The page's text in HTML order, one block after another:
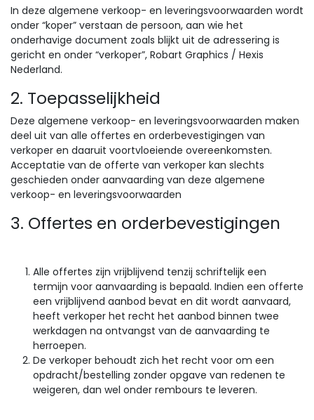
In deze algemene verkoop- en leveringsvoorwaarden wordt
onder “koper” verstaan de persoon, aan wie het
onderhavige document zoals blijkt uit de adressering is
gericht en onder “verkoper”, Robart Graphics / Hexis
Nederland.
2. Toepasselijkheid
Deze algemene verkoop- en leveringsvoorwaarden maken
deel uit van alle offertes en orderbevestigingen van
verkoper en daaruit voortvloeiende overeenkomsten.
Acceptatie van de offerte van verkoper kan slechts
geschieden onder aanvaarding van deze algemene
verkoop- en leveringsvoorwaarden
3. Offertes en orderbevestigingen
Alle offertes zijn vrijblijvend tenzij schriftelijk een
termijn voor aanvaarding is bepaald. Indien een offerte
een vrijblijvend aanbod bevat en dit wordt aanvaard,
heeft verkoper het recht het aanbod binnen twee
werkdagen na ontvangst van de aanvaarding te
herroepen.
De verkoper behoudt zich het recht voor om een
opdracht/bestelling zonder opgave van redenen te
weigeren, dan wel onder rembours te leveren.